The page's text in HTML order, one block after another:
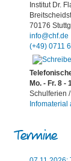
Institut Dr.
70176
info@chf.de
(+49) 0711
Mo. - Fr. 8 -
Schulferien
Infomaterial
Termine